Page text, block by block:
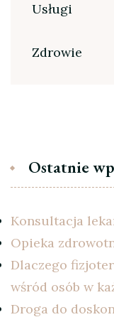
Usługi
Zdrowie
Ostatnie
Konsultacja
Opieka
Dlaczego
wśród osób w
Droga do